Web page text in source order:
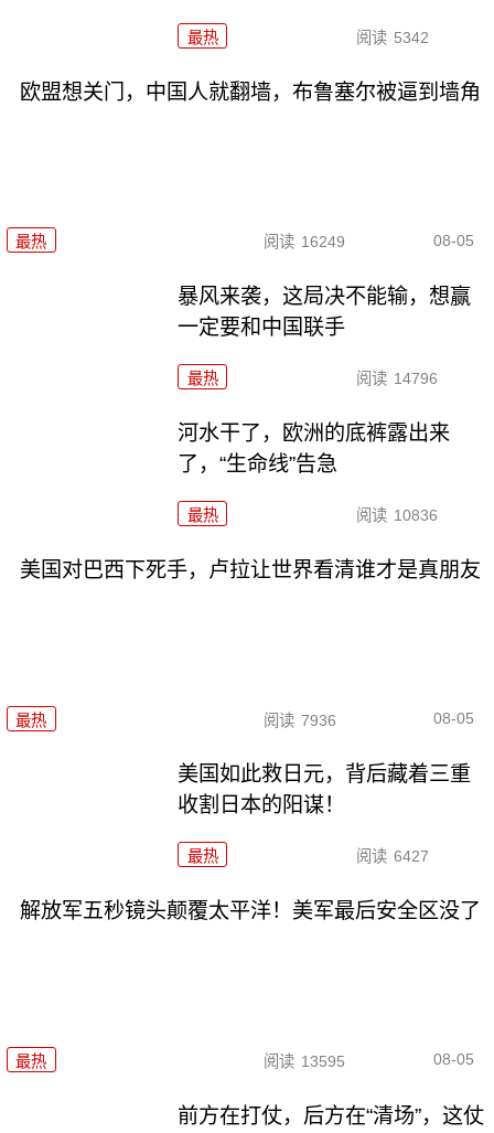
最热 阅读 5342
欧盟想关门，中国人就翻墙，布鲁塞尔被逼到墙角
最热 阅读 16249 08-05
暴风来袭，这局决不能输，想赢
一定要和中国联手
最热 阅读 14796
河水干了，欧洲的底裤露出来
了，“生命线”告急
最热 阅读 10836
美国对巴西下死手，卢拉让世界看清谁才是真朋友
最热 阅读 7936 08-05
美国如此救日元，背后藏着三重
收割日本的阳谋！
最热 阅读 6427
解放军五秒镜头颠覆太平洋！美军最后安全区没了
最热 阅读 13595 08-05
前方在打仗，后方在“清场”，这仗